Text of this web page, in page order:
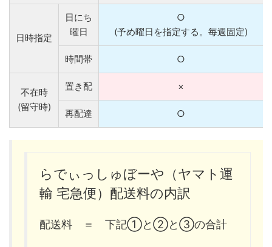
日時指定
日にち
曜日
○
(予め曜日を指定する。毎週固定)
時間帯 ○
不在時
(留守時)
置き配 ×
再配達 ○
らでぃっしゅぼーや（ヤマト運
輸 宅急便）配送料の内訳
配送料 ＝ 下記①と②と③の合計